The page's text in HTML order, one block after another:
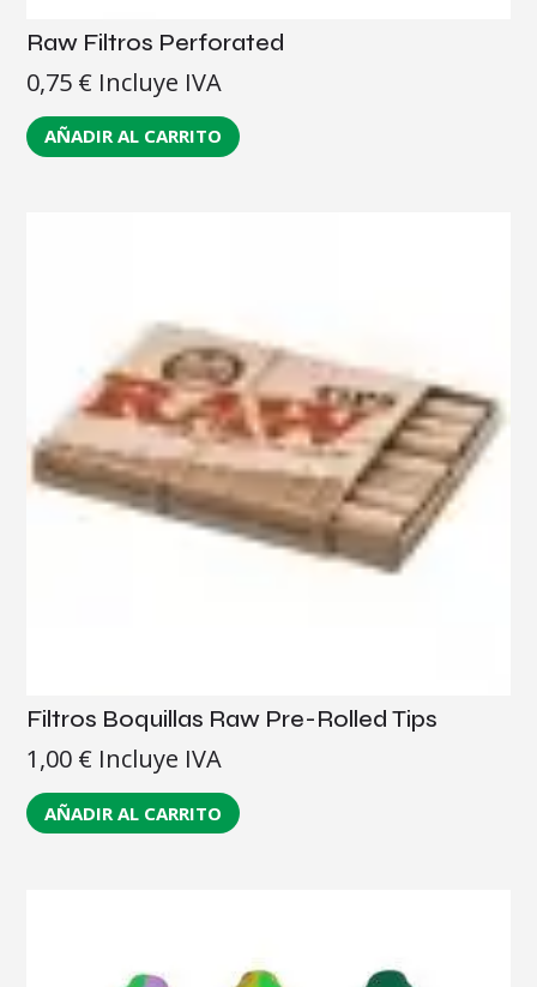
Raw Filtros Perforated
0,75 € Incluye IVA
AÑADIR AL CARRITO
Filtros Boquillas Raw Pre-Rolled Tips
1,00 € Incluye IVA
AÑADIR AL CARRITO